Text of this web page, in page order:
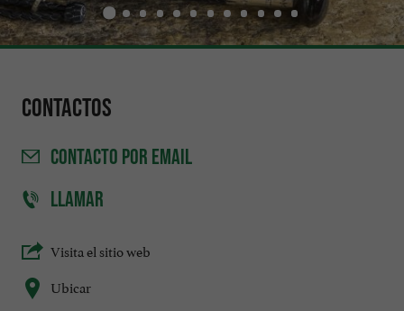
Contactos
CONTACTO POR EMAIL
LLAMAR
Visita el sitio web
Ubicar